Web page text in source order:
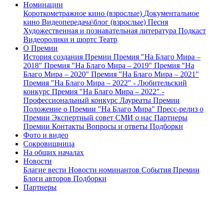
Номинации
Короткометражное кино (взрослые) Документальное
кино Видеопередача\блог (взрослые) Песня
Художественная и познавательная литература Подкаст
Видеоролики и шортс Театр
О Премии
История создания Премии Премия "На Благо Мира –
2018" Премия "На Благо Мира – 2019" Премия "На
Благо Мира – 2020" Премия "На Благо Мира – 2021"
Премия "На Благо Мира – 2022" - Любительский
конкурс Премия "На Благо Мира – 2022" -
Профессиональный конкурс Лауреаты Премии
Положение о Премии "На Благо Мира" Пресс-релиз о
Премии Экспертный совет СМИ о нас Партнеры
Премии Контакты Вопросы и ответы Подборки
Фото и видео
Сокровищница
На общих началах
Новости
Благие вести Новости номинантов События Премии
Блоги авторов Подборки
Партнеры